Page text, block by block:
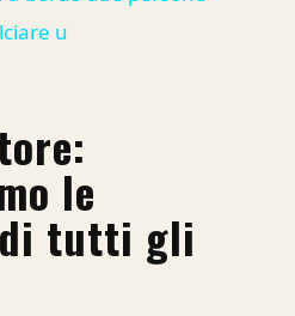
u
le
tutti gli